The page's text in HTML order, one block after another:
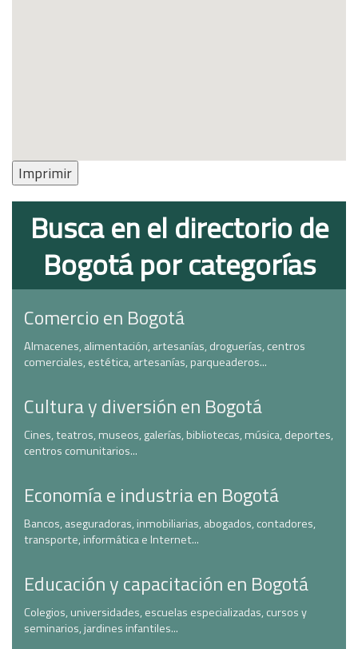
Imprimir
Busca en el directorio de
Bogotá por categorías
Comercio en Bogotá
Almacenes, alimentación, artesanías, droguerías, centros
comerciales, estética, artesanías, parqueaderos...
Cultura y diversión en Bogotá
Cines, teatros, museos, galerías, bibliotecas, música, deportes,
centros comunitarios...
Economía e industria en Bogotá
Bancos, aseguradoras, inmobiliarias, abogados, contadores,
transporte, informática e Internet...
Educación y capacitación en Bogotá
Colegios, universidades, escuelas especializadas, cursos y
seminarios, jardines infantiles...